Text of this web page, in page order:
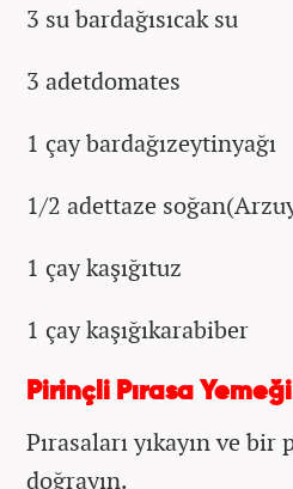
3 su bardağısıcak su
3 adetdomates
1 çay bardağızeytinyağı
1/2 adettaze
1 çay kaşığıtuz
1 çay kaşığıkarabiber
Pirinçli Pırasa Yemeği
Pırasaları yıkayın ve
doğrayın.